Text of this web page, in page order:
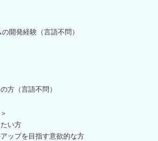
開発経験（言語不問）
方（言語不問）
い方
ップを目指す意欲的な方